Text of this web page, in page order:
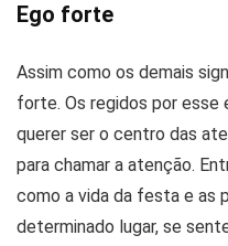
Ego forte
Assim como os demais
forte. Os regidos por
querer ser o centro das
para chamar a atenção.
como a vida da festa e as
determinado lugar, se